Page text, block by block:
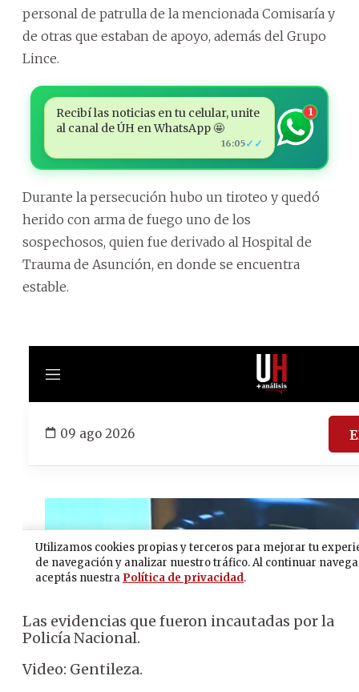
personal de patrulla de la mencionada Comisaría y
de otras que estaban de apoyo, además del Grupo
Lince.
Recibí las noticias en tu celular, unite
al canal de ÚH en WhatsApp 🤩
16:05✓✓
1
Durante la persecución hubo un tiroteo y quedó
herido con arma de fuego uno de los
sospechosos, quien fue derivado al Hospital de
Trauma de Asunción, en donde se encuentra
estable.
Las evidencias que fueron incautadas por la
Policía Nacional.
Video: Gentileza.